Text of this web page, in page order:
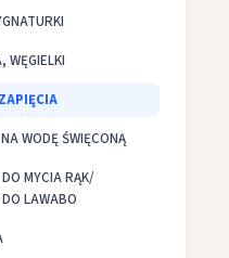
WĘGIELKI
WODĘ ŚWIĘCONĄ
MYCIA RĄK/
LAWABO